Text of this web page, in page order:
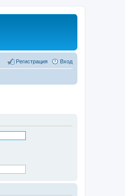
Вход
Регистрация